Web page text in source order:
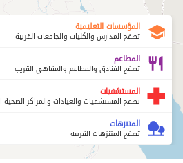
المؤسسات التعليمية
تصفح المدارس والكليات والجامعات القريبة
المطاعم
تصفح الفنادق والمطاعم والمقاهي القريب
المستشفيات
تصفح المستشفيات والعيادات والمراكز الصحية
المتنزهات
تصفح المتنزهات القريبة